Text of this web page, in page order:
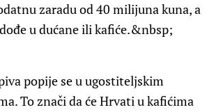
zaradu od 40 milijuna kuna, a
u dućane ili kafiće.&nbsp;
popije se u ugostiteljskim
To znači da će Hrvati u kafićima